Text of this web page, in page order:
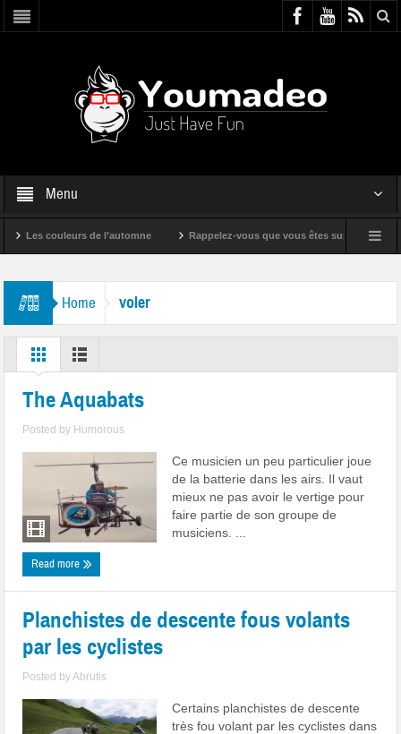
Menu
couleurs de l’automne Rappelez-vous que vous êtes super !
Home voler
The Aquabats
Posted by Humorous
Ce musicien un peu particulier joue
de la batterie dans les airs. Il vaut
mieux ne pas avoir le vertige pour
faire partie de son groupe de
musiciens. ...
Read more
Planchistes de descente fous volants
par les cyclistes
Posted byAbrutis
Certains planchistes de descente
très fou volant par les cyclistes dans